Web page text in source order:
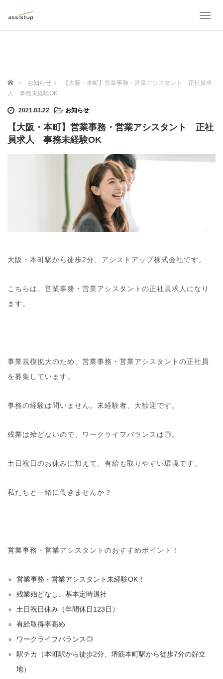
T
a
a
o
ホーム お知らせ
【大阪・本町】営業事務・営業アシスタント 正社員求
人 事務未経験OK
2021.03.22 お知らせ
【大阪・本町】営業事務・営業アシスタント 正社
員求人 事務未経験OK
大阪・本町駅から徒歩2分、アシストアップ株式会社です。
こちらは、営業事務・営業アシスタントの正社員求人になり
ます。
事業規模拡大のため、営業事務・営業アシスタントの正社員
を募集しています。
事務の経験は問いません。未経験者、大歓迎です。
残業は殆どないので、ワークライフバランスは◎。
土日祝日のお休みに加えて、有給も取りやすい環境です。
私たちと一緒に働きませんか？
営業事務・営業アシスタントのおすすめポイント！
営業事務・営業アシスタント未経験OK！
残業殆どなし、基本定時退社
土日祝日休み（年間休日123日）
有給取得率高め
ワークライフバランス◎
駅チカ（本町駅から徒歩2分、堺筋本町駅から徒歩7分の好立
地）